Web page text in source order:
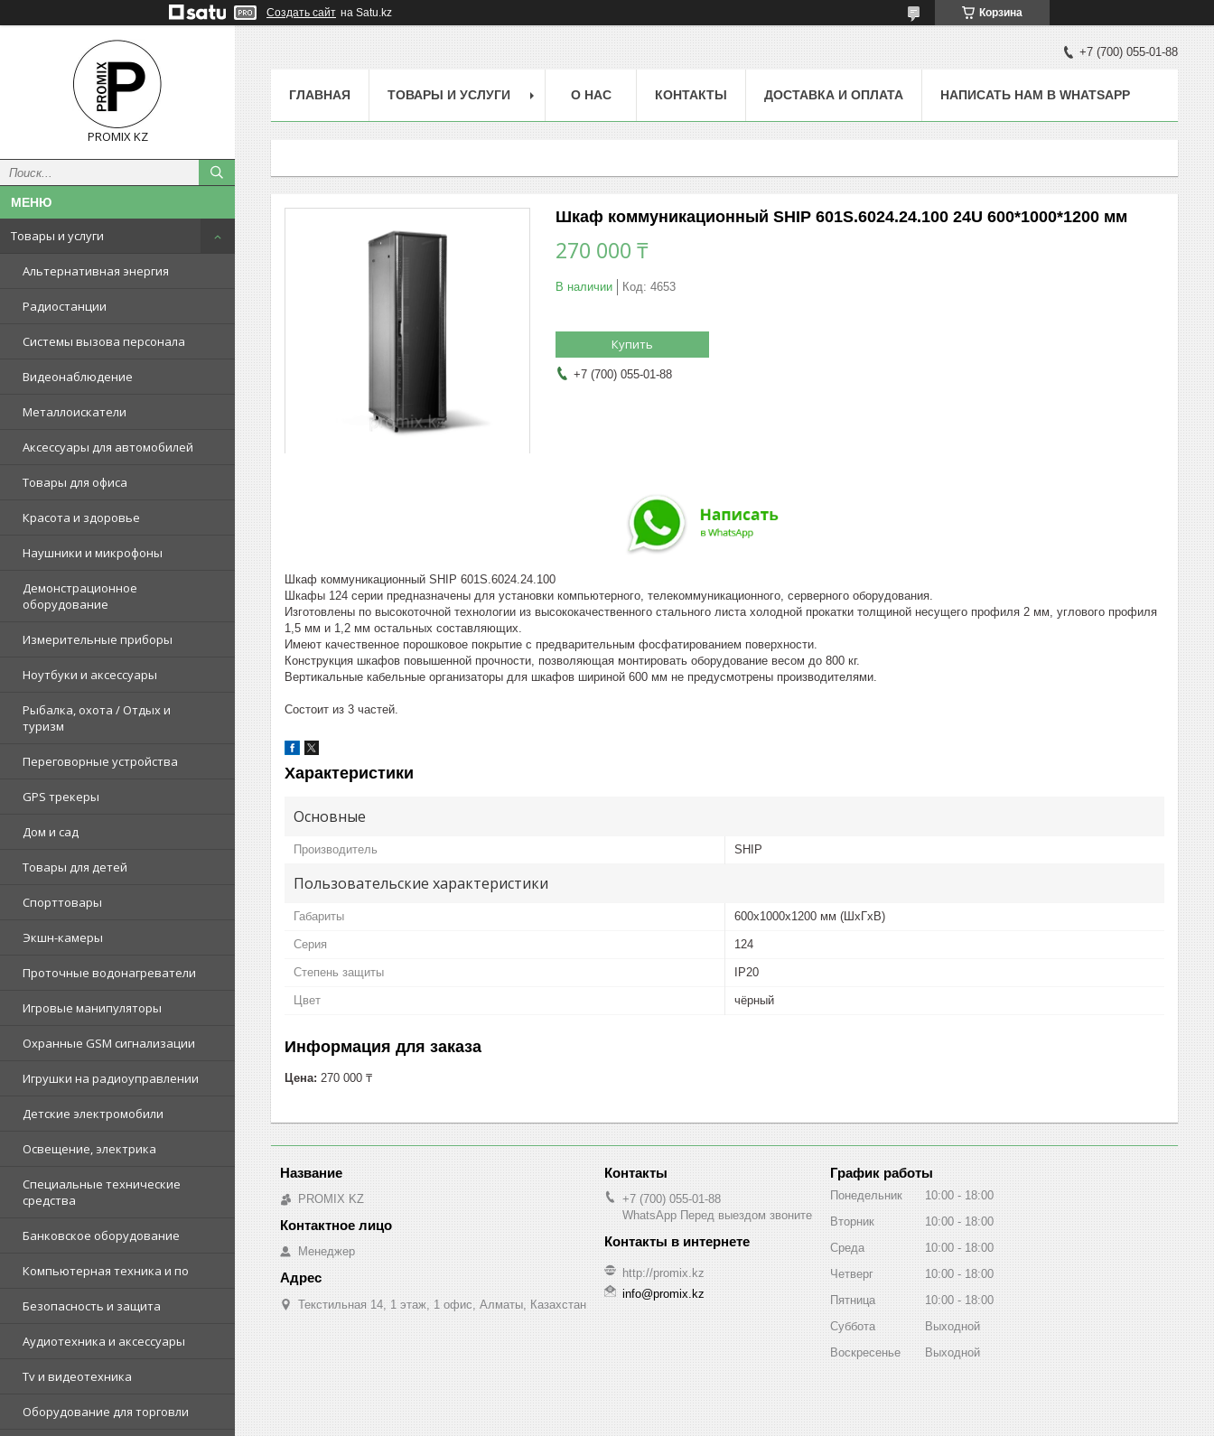
Создать сайт на Satu.kz Корзина
PROMIX KZ
Товары и услуги
Альтернативная энергия
Радиостанции
Системы вызова персонала
Видеонаблюдение
Металлоискатели
Аксессуары для автомобилей
Товары для офиса
Красота и здоровье
Наушники и микрофоны
Демонстрационное
оборудование
Измерительные приборы
Ноутбуки и аксессуары
Рыбалка, охота / Отдых и
туризм
Переговорные устройства
GPS трекеры
Дом и сад
Товары для детей
Спорттовары
Экшн-камеры
Проточные водонагреватели
Игровые манипуляторы
Охранные GSM сигнализации
Игрушки на радиоуправлении
Детские электромобили
Освещение, электрика
Специальные технические
средства
Банковское оборудование
Компьютерная техника и по
Безопасность и защита
Аудиотехника и аксессуары
Tv и видеотехника
Оборудование для торговли
+7 (700) 055-01-88
ГЛАВНАЯ ТОВАРЫ И УСЛУГИ О НАС КОНТАКТЫ ДОСТАВКА И ОПЛАТА НАПИСАТЬ НАМ В WHATSAPP
Шкаф коммуникационный SHIP 601S.6024.24.100 24U 600*1000*1200 мм
270 000 ₸
В наличии Код: 4653
Купить
+7 (700) 055-01-88
Шкаф коммуникационный SHIP 601S.6024.24.100
Шкафы 124 серии предназначены для установки компьютерного, телекоммуникационного, серверного оборудования.
Изготовлены по высокоточной технологии из высококачественного стального листа холодной прокатки толщиной несущего профиля 2 мм, углового профиля
1,5 мм и 1,2 мм остальных составляющих.
Имеют качественное порошковое покрытие с предварительным фосфатированием поверхности.
Конструкция шкафов повышенной прочности, позволяющая монтировать оборудование весом до 800 кг.
Вертикальные кабельные организаторы для шкафов шириной 600 мм не предусмотрены производителями.
Состоит из 3 частей.
Характеристики
Основные
Производитель SHIP
Пользовательские характеристики
Габариты 600x1000x1200 мм (ШxГxВ)
Серия 124
Степень защиты IP20
Цвет чёрный
Информация для заказа
Цена: 270 000 ₸
PROMIX KZ
Менеджер
Текстильная 14, 1 этаж, 1 офис, Алматы, Казахстан
+7 (700) 055-01-88
WhatsApp Перед выездом звоните
http://promix.kz
info@promix.kz
График работы
Понедельник 10:00
18:00
Вторник
10:00
18:00
Среда
10:00
18:00
Четверг
10:00
18:00
Пятница
10:00
18:00
Суббота
Выходной
Воскресенье
Выходной